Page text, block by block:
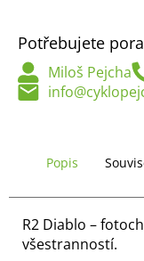
Potřebujete
Miloš Pejcha
Popis
R2 Diablo –
všestranností.